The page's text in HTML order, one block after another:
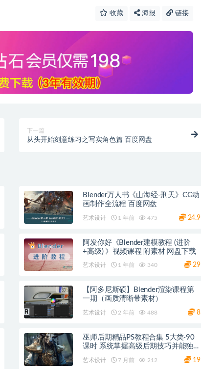
收藏 海报 链接
下一篇
从头开始刻意练习之写实角色篇 百度网盘
Blender万人书《山海经-刑天》CG动
画制作全流程 百度网盘
艺术设计 1 年前 475 24.9
阿发你好《Blender建模教程 (进阶
+高级) 》视频课程 附素材 网盘下载
艺术设计 1 年前 340 29
【阿多尼斯硕】Blender渲染课程第
一期（画质清晰带素材）
艺术设计 2 年前 488 8
巫师后期精品PS教程合集 5大类·90
课时 系统掌握高级后期技巧并能独
艺术设计 7 月前 212 19